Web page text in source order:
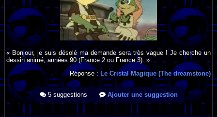
« Bonjour, je suis désolé ma demande sera très vague ! Je cherche un
dessin animé, années 90 (France 2 ou France 3). »
Réponse : Le Cristal Magique (The dreamstone)
5 suggestions Ajouter une suggestion